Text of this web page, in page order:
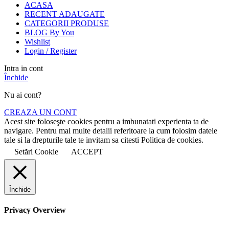
ACASA
RECENT ADAUGATE
CATEGORII PRODUSE
BLOG By You
Wishlist
Login / Register
Intra in cont
Închide
Nu ai cont?
CREAZA UN CONT
Acest site foloseşte cookies pentru a imbunatati experienta ta de
navigare. Pentru mai multe detalii referitoare la cum folosim datele
tale si la drepturile tale te invitam sa citesti Politica de cookies.
Setări Cookie
ACCEPT
Închide
Privacy Overview